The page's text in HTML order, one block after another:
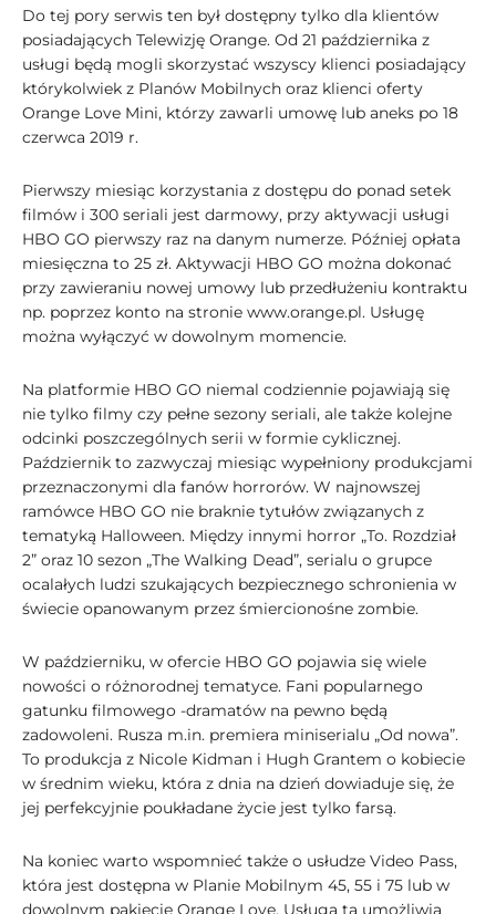
Do tej pory serwis ten był dostępny tylko dla klientów
posiadających Telewizję Orange. Od 21 października z
usługi będą mogli skorzystać wszyscy klienci posiadający
którykolwiek z Planów Mobilnych oraz klienci oferty
Orange Love Mini, którzy zawarli umowę lub aneks po 18
czerwca 2019 r.
Pierwszy miesiąc korzystania z dostępu do ponad setek
filmów i 300 seriali jest darmowy, przy aktywacji usługi
HBO GO pierwszy raz na danym numerze. Później opłata
miesięczna to 25 zł. Aktywacji HBO GO można dokonać
przy zawieraniu nowej umowy lub przedłużeniu kontraktu
np. poprzez konto na stronie www.orange.pl. Usługę
można wyłączyć w dowolnym momencie.
Na platformie HBO GO niemal codziennie pojawiają się
nie tylko filmy czy pełne sezony seriali, ale także kolejne
odcinki poszczególnych serii w formie cyklicznej.
Październik to zazwyczaj miesiąc wypełniony produkcjami
przeznaczonymi dla fanów horrorów. W najnowszej
ramówce HBO GO nie braknie tytułów związanych z
tematyką Halloween. Między innymi horror „To. Rozdział
2” oraz 10 sezon „The Walking Dead”, serialu o grupce
ocalałych ludzi szukających bezpiecznego schronienia w
świecie opanowanym przez śmiercionośne zombie.
W październiku, w ofercie HBO GO pojawia się wiele
nowości o różnorodnej tematyce. Fani popularnego
gatunku filmowego -dramatów na pewno będą
zadowoleni. Rusza m.in. premiera miniserialu „Od nowa”.
To produkcja z Nicole Kidman i Hugh Grantem o kobiecie
w średnim wieku, która z dnia na dzień dowiaduje się, że
jej perfekcyjnie poukładane życie jest tylko farsą.
Na koniec warto wspomnieć także o usłudze Video Pass,
która jest dostępna w Planie Mobilnym 45, 55 i 75 lub w
dowolnym pakiecie Orange Love. Usługa ta umożliwia